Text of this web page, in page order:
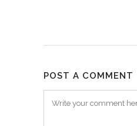
POST A COMMENT